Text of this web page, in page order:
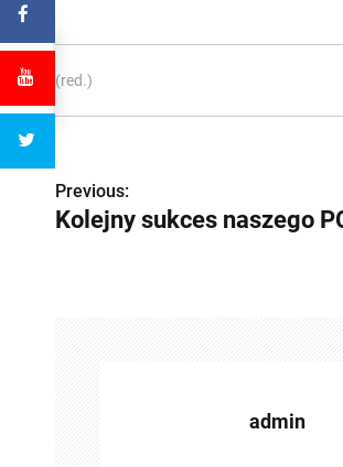
(red.)
Z
o
Previous:
Kolejny sukces naszego
admin